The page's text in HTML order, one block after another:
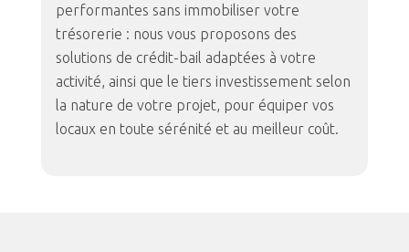
performantes sans immobiliser votre
trésorerie : nous vous proposons des
solutions de crédit-bail adaptées à votre
activité, ainsi que le tiers investissement selon
la nature de votre projet, pour équiper vos
locaux en toute sérénité et au meilleur coût.